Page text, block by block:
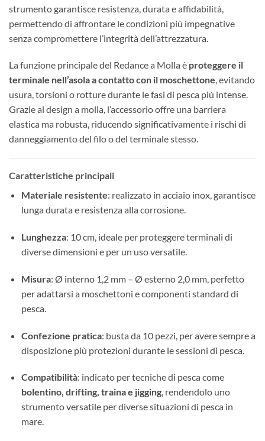
strumento garantisce resistenza, durata e affidabilità,
permettendo di affrontare le condizioni più impegnative
senza compromettere l’integrità dell’attrezzatura.
La funzione principale del Redance a Molla è proteggere il
terminale nell’asola a contatto con il moschettone, evitando
usura, torsioni o rotture durante le fasi di pesca più intense.
Grazie al design a molla, l’accessorio offre una barriera
elastica ma robusta, riducendo significativamente i rischi di
danneggiamento del filo o del terminale stesso.
Caratteristiche principali
Materiale resistente: realizzato in acciaio inox, garantisce
lunga durata e resistenza alla corrosione.
Lunghezza: 10 cm, ideale per proteggere terminali di
diverse dimensioni e per un uso versatile.
Misura: Ø interno 1,2 mm – Ø esterno 2,0 mm, perfetto
per adattarsi a moschettoni e componenti standard di
pesca.
Confezione pratica: busta da 10 pezzi, per avere sempre a
disposizione più protezioni durante le sessioni di pesca.
Compatibilità: indicato per tecniche di pesca come
bolentino, drifting, traina e jigging, rendendolo uno
strumento versatile per diverse situazioni di pesca in
mare.